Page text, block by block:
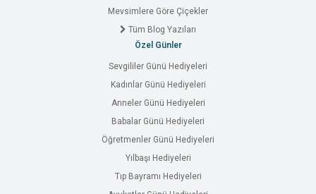
Mevsimlere Göre Çiçekler
Tüm Blog Yazıları
Özel Günler
Sevgililer Günü Hediyeleri
Kadınlar Günü Hediyeleri
Anneler Günü Hediyeleri
Babalar Günü Hediyeleri
Öğretmenler Günü Hediyeleri
Yılbaşı Hediyeleri
Tıp Bayramı Hediyeleri